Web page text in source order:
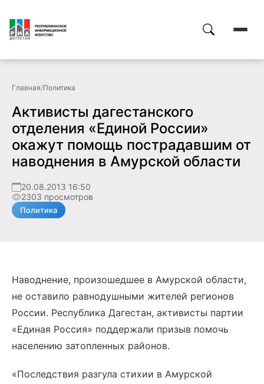
Главная/Политика
Активисты дагестанского
отделения «Единой России»
окажут помощь пострадавшим от
наводнения в Амурской области
20.08.2013 16:50
2303 просмотров
Политика
Наводнение, произошедшее в Амурской области,
не оставило равнодушными жителей регионов
России. Республика Дагестан, активисты партии
«Единая Россия» поддержали призыв помочь
населению затопленных районов.
«Последствия разгула стихии в Амурской